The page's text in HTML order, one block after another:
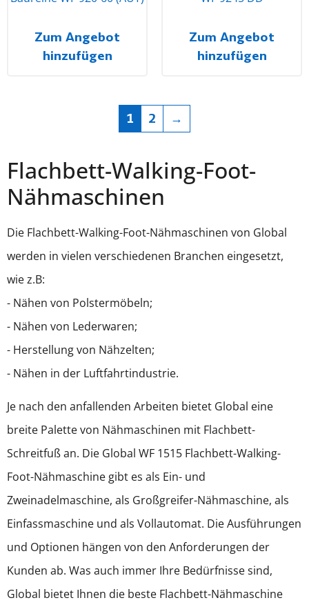
Zum Angebot
hinzufügen
Zum Angebot
hinzufügen
1 2 →
Flachbett-Walking-Foot-
Nähmaschinen
Die Flachbett-Walking-Foot-Nähmaschinen von Global
werden in vielen verschiedenen Branchen eingesetzt,
wie z.B:
- Nähen von Polstermöbeln;
- Nähen von Lederwaren;
- Herstellung von Nähzelten;
- Nähen in der Luftfahrtindustrie.
Je nach den anfallenden Arbeiten bietet Global eine
breite Palette von Nähmaschinen mit Flachbett-
Schreitfuß an. Die Global WF 1515 Flachbett-Walking-
Foot-Nähmaschine gibt es als Ein- und
Zweinadelmaschine, als Großgreifer-Nähmaschine, als
Einfassmaschine und als Vollautomat. Die Ausführungen
und Optionen hängen von den Anforderungen der
Kunden ab. Was auch immer Ihre Bedürfnisse sind,
Global bietet Ihnen die beste Flachbett-Nähmaschine